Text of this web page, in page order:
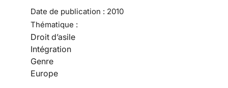
Date de publication : 2010
Thématique :
Droit d’asile
Intégration
Genre
Europe